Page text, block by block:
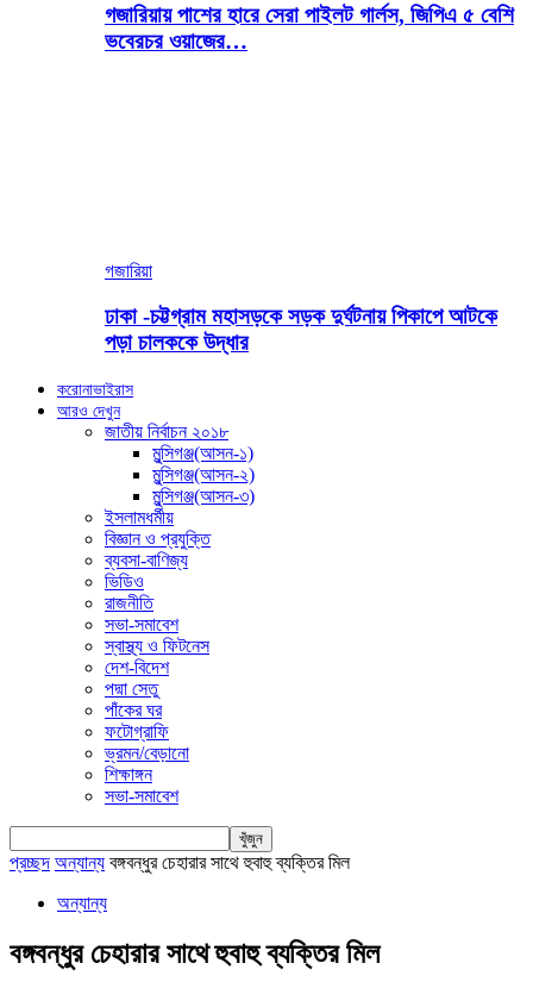
গজারিয়ায় পাশের হারে সেরা পাইলট গার্লস, জিপিএ ৫ বেশি
ভবেরচর ওয়াজের…
গজারিয়া
ঢাকা -চট্টগ্রাম মহাসড়কে সড়ক দুর্ঘটনায় পিকাপে আটকে
পড়া চালককে উদ্ধার
করোনাভাইরাস
আরও দেখুন
জাতীয় নির্বাচন ২০১৮
মুন্সিগঞ্জ(আসন-১)
মুন্সিগঞ্জ(আসন-২)
মুন্সিগঞ্জ(আসন-৩)
ইসলামধর্মীয়
বিজ্ঞান ও প্রযুক্তি
ব্যবসা-বাণিজ্য
ভিডিও
রাজনীতি
সভা-সমাবেশ
স্বাস্থ্য ও ফিটনেস
দেশ-বিদেশ
পদ্মা সেতু
পাঁকের ঘর
ফটোগ্রাফি
ভ্রমন/বেড়ানো
শিক্ষাঙ্গন
সভা-সমাবেশ
প্রচ্ছদ অন্যান্য বঙ্গবন্ধুর চেহারার সাথে হুবাহু ব্যক্তির মিল
অন্যান্য
বঙ্গবন্ধুর চেহারার সাথে হুবাহু ব্যক্তির মিল